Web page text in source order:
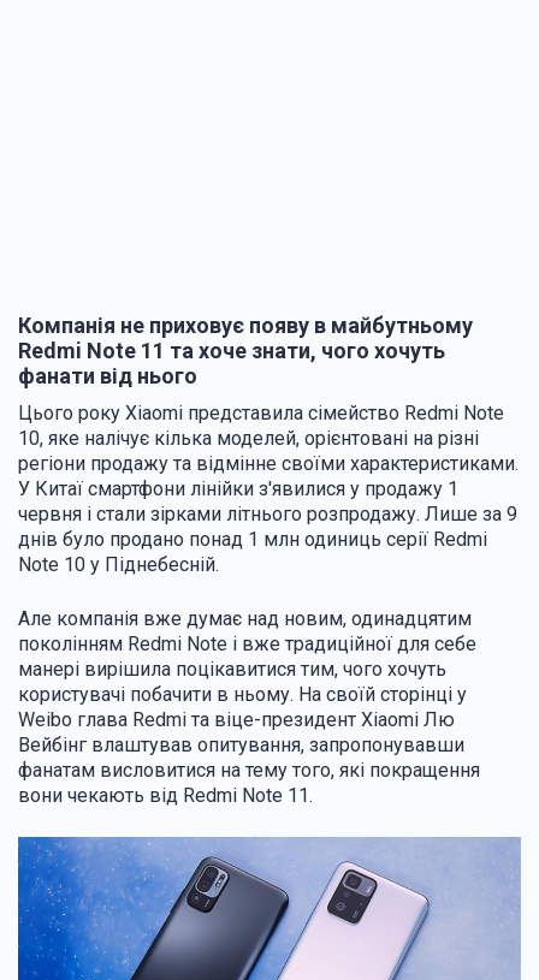
Компанія не приховує появу в майбутньому
Redmi Note 11 та хоче знати, чого хочуть
фанати від нього
Цього року Xiaomi представила сімейство Redmi Note
10, яке налічує кілька моделей, орієнтовані на різні
регіони продажу та відмінне своїми характеристиками.
У Китаї смартфони лінійки з'явилися у продажу 1
червня і стали зірками літнього розпродажу. Лише за 9
днів було продано понад 1 млн одиниць серії Redmi
Note 10 у Піднебесній.
Але компанія вже думає над новим, одинадцятим
поколінням Redmi Note і вже традиційної для себе
манері вирішила поцікавитися тим, чого хочуть
користувачі побачити в ньому. На своїй сторінці у
Weibo глава Redmi та віце-президент Xiaomi Лю
Вейбінг влаштував опитування, запропонувавши
фанатам висловитися на тему того, які покращення
вони чекають від Redmi Note 11.